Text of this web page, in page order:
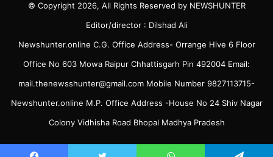
© Copyright 2026, All Rights Reserved by NEWSHUNTER
Editor/director : Dilshad Ali
Newshunter.online C.G. Office Address- Orrange Hive 6 Floor
Office No 603 Mowa Raipur Chhattisgarh Pin 492004 Email:
mail.thenewsshunter@gmail.com Mobile Number 9827113715-
Newshunter.online M.P. Office Address -House No 24 Shiv Nagar
Colony Vidhisha Road Bhopal Madhya Pradesh